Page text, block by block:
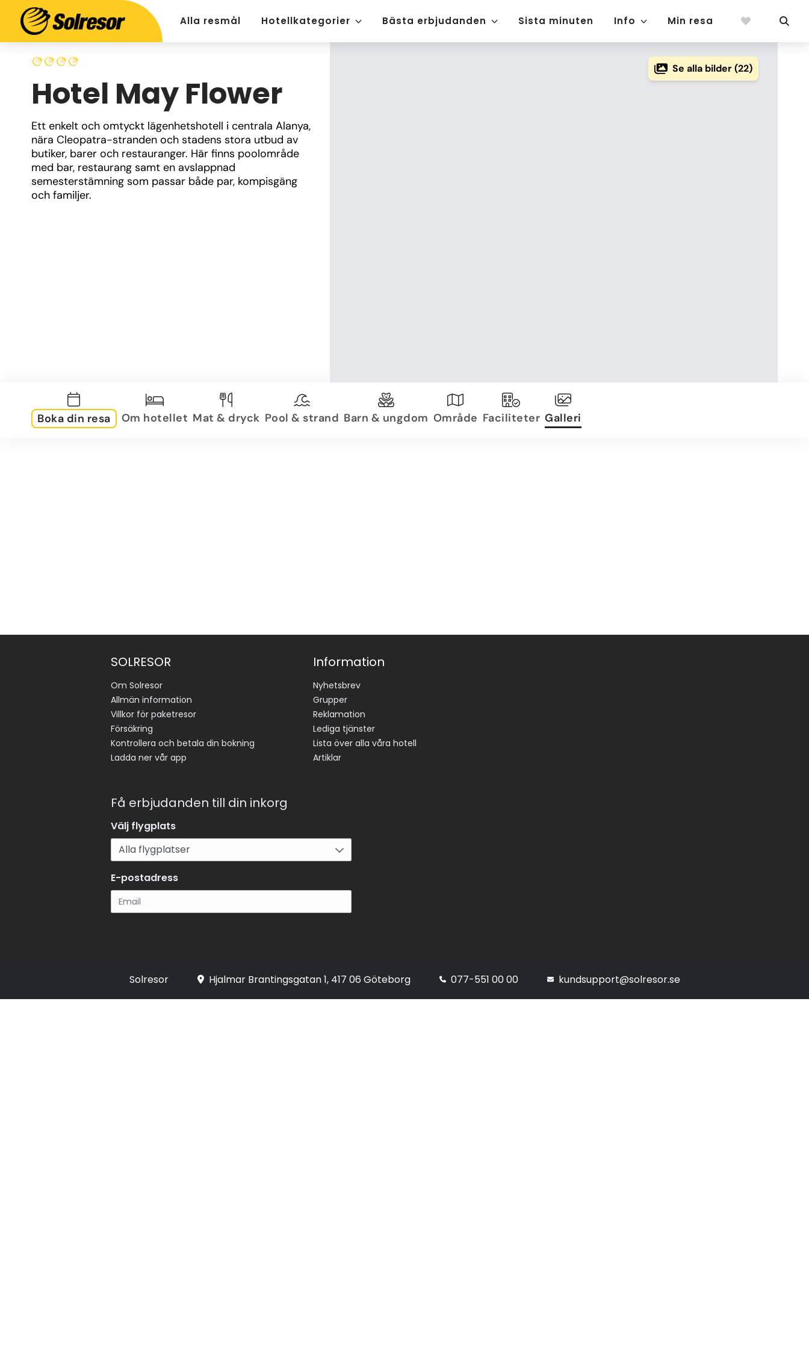
Alla resmål Hotellkategorier Bästa erbjudanden Sista minuten Info Min resa
Hotel May Flower
Ett enkelt och omtyckt lägenhetshotell i centrala Alanya,
nära Cleopatra-stranden och stadens stora utbud av
butiker, barer och restauranger. Här finns poolområde
med bar, restaurang samt en avslappnad
semesterstämning som passar både par, kompisgäng
och familjer.
Se alla bilder (22)
Boka din resa Om hotellet Mat & dryck Pool & strand Barn & ungdom Område Faciliteter Galleri
SOLRESOR
Om Solresor
Allmän information
Villkor för paketresor
Försäkring
Kontrollera och betala din bokning
Ladda ner vår app
Information
Nyhetsbrev
Grupper
Reklamation
Lediga tjänster
Lista över alla våra hotell
Artiklar
Få erbjudanden till din inkorg
Välj flygplats
E-postadress
Solresor Hjalmar Brantingsgatan 1, 417 06 Göteborg 077-551 00 00 kundsupport@solresor.se